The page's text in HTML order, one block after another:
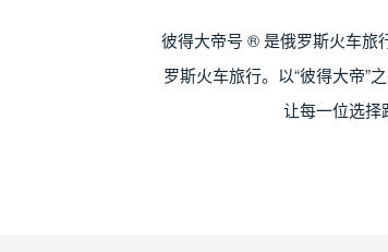
彼得大帝号 ® 是俄罗斯火车旅
罗斯火车旅行。以“彼得大帝”
让每一位选择